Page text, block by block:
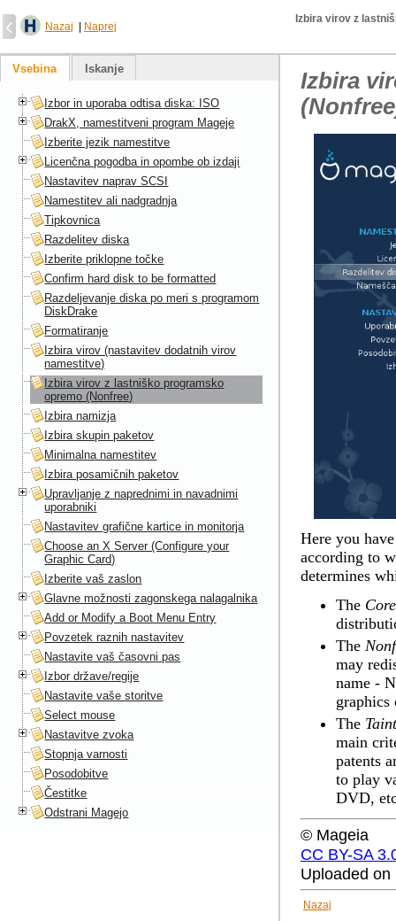
Nazaj Naprej
Izbira virov z
Izbira
Here you
according to
determines
The Core
The
may
name -
The
main
patents
to play
DVD,
© Mageia
CC BY-SA
Uploaded
Nazaj
Vsebina Iskanje
Izbor in uporaba odtisa diska: ISO
DrakX, namestitveni program Mageje
Izberite jezik namestitve
Licenčna pogodba in opombe ob izdaji
Nastavitev naprav SCSI
Namestitev ali nadgradnja
Tipkovnica
Razdelitev diska
Izberite priklopne točke
Confirm hard disk to be formatted
Razdeljevanje diska po meri s programom
DiskDrake
Formatiranje
Izbira virov (nastavitev dodatnih virov
namestitve)
Izbira virov z lastniško programsko
opremo (Nonfree)
Izbira namizja
Izbira skupin paketov
Minimalna namestitev
Izbira posamičnih paketov
Upravljanje z naprednimi in navadnimi
uporabniki
Nastavitev grafične kartice in monitorja
Choose an X Server (Configure your
Graphic Card)
Izberite vaš zaslon
Glavne možnosti zagonskega nalagalnika
Add or Modify a Boot Menu Entry
Povzetek raznih nastavitev
Nastavite vaš časovni pas
Izbor države/regije
Nastavite vaše storitve
Select mouse
Nastavitve zvoka
Stopnja varnosti
Posodobitve
Čestitke
Odstrani Magejo